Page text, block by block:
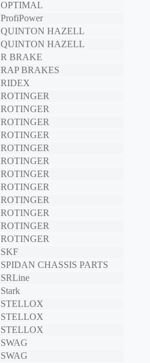
OPTIMAL
ProfiPower
QUINTON HAZELL
QUINTON HAZELL
R BRAKE
RAP BRAKES
RIDEX
ROTINGER
ROTINGER
ROTINGER
ROTINGER
ROTINGER
ROTINGER
ROTINGER
ROTINGER
ROTINGER
ROTINGER
ROTINGER
ROTINGER
SKF
SPIDAN CHASSIS PARTS
SRLine
Stark
STELLOX
STELLOX
STELLOX
SWAG
SWAG